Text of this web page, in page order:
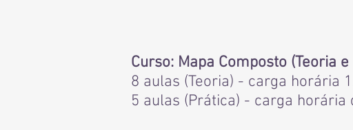
Curso: Mapa Composto (Teoria
8 aulas (Teoria) - carga horária
5 aulas (Prática) - carga